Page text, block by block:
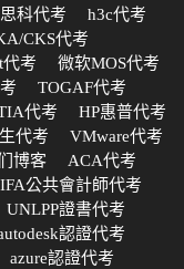
思科代考
h3c代考
CKS代考
代考
微软MOS代考
TOGAF代考
代考
HP惠普代考
代考
VMware代考
博客
ACA代考
公共會計師代考
UNLPP證書代考
認證代考
azure認證代考